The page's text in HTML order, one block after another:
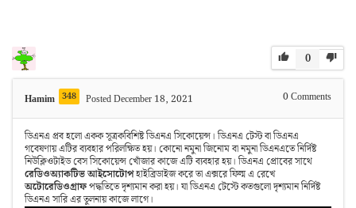
0
Hamim 348 Posted December 18, 2021 0Comments
ডিএনএ প্রব হলো একক সূত্রকবিশিষ্ট ডিএনএ সিকোয়েন্স। ডিএনএ টেস্ট বা ডিএনএ
গবেষণায় এটির ব্যবহার পরিলক্ষিত হয়। কোনো নমুনা জিনোম বা নমুনা ডিএনএতে নির্দিষ্ট
নিউক্লিওটাইড বেস সিকোয়েন্স খোঁজার কাজে এটি ব্যবহার হয়। ডিএনএ প্রোবের সাথে
রেডিওঅ্যাকটিভ আইসোটোপহাইব্রিডাইজ করে তা এক্সরে ফিল্ম এ রেখে
অটোরেডিওগ্রাফপদ্ধতিতে দৃশ্যমান করা হয়। যা ডিএনএ টেস্টে কতগুলো দৃশ্যমান নির্দিষ্ট
ডিএনএ সারি এর তুলনায় কাজে লাগে।